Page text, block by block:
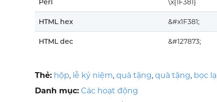
Perl \x{1F381}
HTML hex &#x1F381;
HTML dec &#127873;
Thẻ: hộp, lễ kỷ niệm, quà tặng, quà tặng, bọc
Danh mục: Các hoạt động